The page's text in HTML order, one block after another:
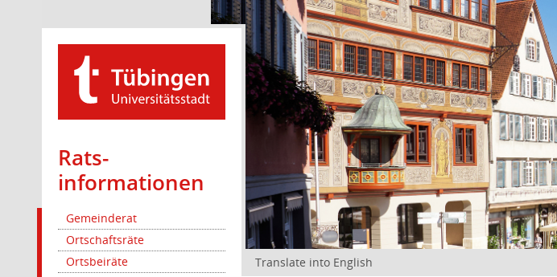
Rats­
informationen
Gemeinderat
Ortschaftsräte
Ortsbeiräte
Translate into English